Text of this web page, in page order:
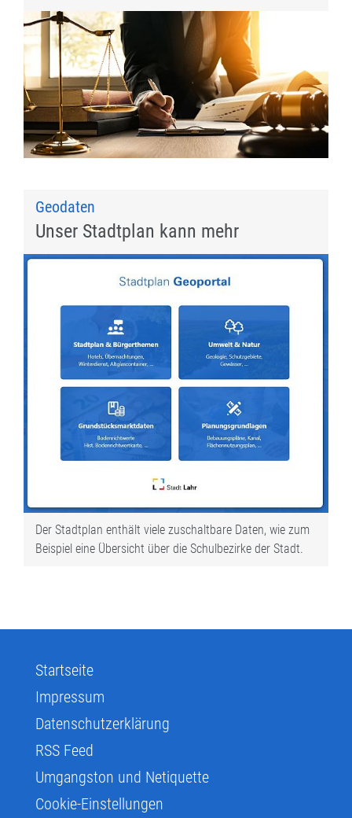
Geodaten
Unser Stadtplan kann mehr
Der Stadtplan enthält viele zuschaltbare Daten, wie zum
Beispiel eine Übersicht über die Schulbezirke der Stadt.
Startseite
Impressum
Datenschutzerklärung
RSS Feed
Umgangston und Netiquette
Cookie-Einstellungen